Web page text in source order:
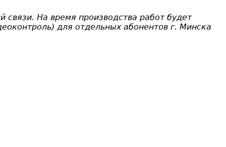
связи. На время производства работ будет
для отдельных абонентов г. Минска